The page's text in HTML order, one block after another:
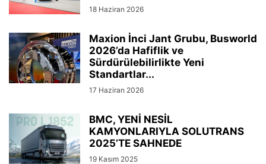
18 Haziran 2026
Maxion İnci Jant Grubu, Busworld
2026’da Hafiflik ve
Sürdürülebilirlikte Yeni
Standartlar...
17 Haziran 2026
BMC, YENİ NESİL
KAMYONLARIYLA SOLUTRANS
2025’TE SAHNEDE
19 Kasım 2025